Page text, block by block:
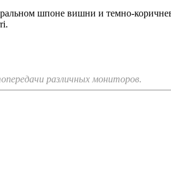
шпоне вишни и темно-
различных мониторов.